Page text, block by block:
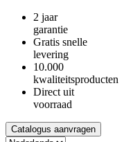
2 jaar
garantie
Gratis snelle
levering
10.000
kwaliteitsproducten
Direct uit
voorraad
Catalogus aanvragen